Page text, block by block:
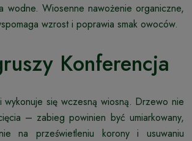
wodne. Wiosenne nawożenie organiczne,
wzrost i poprawia smak owoców.
Konferencja
wykonuje się wczesną wiosną. Drzewo nie
– zabieg powinien być umiarkowany,
na prześwietleniu korony i usuwaniu